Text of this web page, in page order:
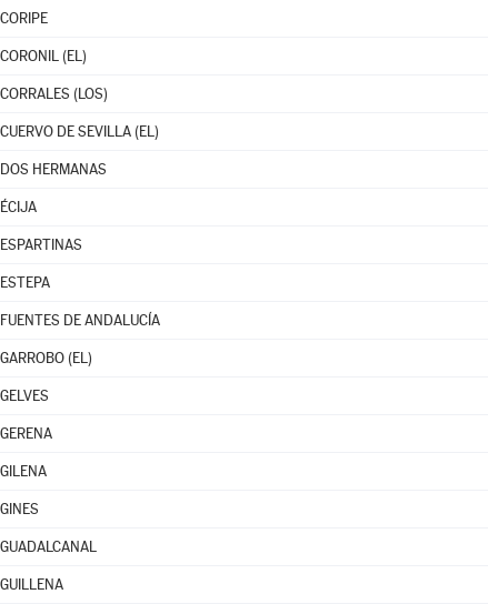
CORIPE
CORONIL (EL)
CORRALES (LOS)
CUERVO DE SEVILLA (EL)
DOS HERMANAS
ÉCIJA
ESPARTINAS
ESTEPA
FUENTES DE ANDALUCÍA
GARROBO (EL)
GELVES
GERENA
GILENA
GINES
GUADALCANAL
GUILLENA